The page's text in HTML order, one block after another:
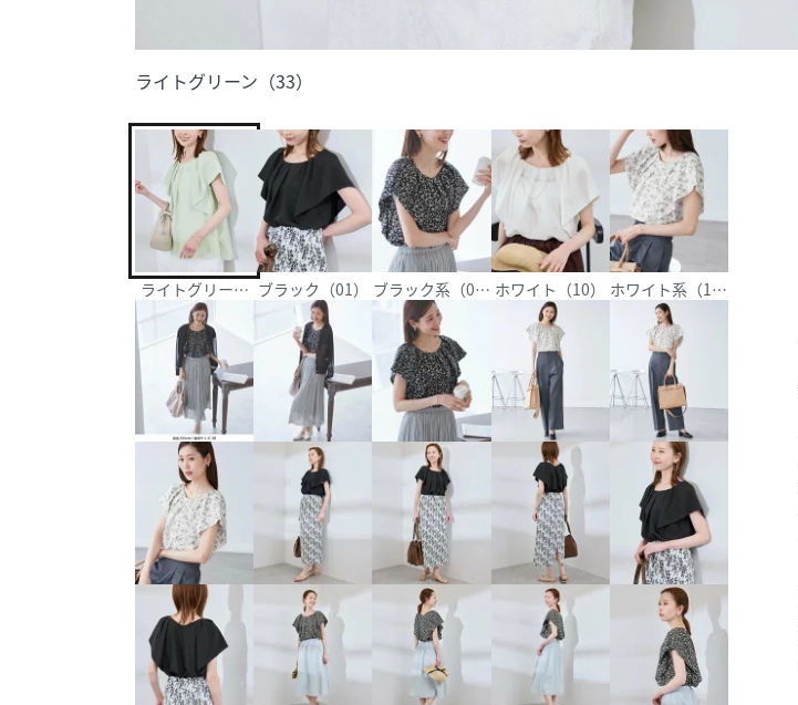
ライトグリーン（33）
ライトグリーン（33）ブラック（01） ブラック系（03）ホワイト（10） ホワイト系（12）